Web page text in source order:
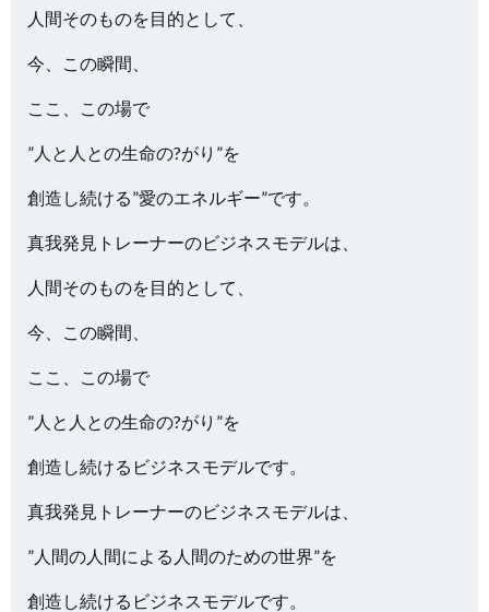
人間そのものを目的として、
今、この瞬間、
ここ、この場で
”人と人との生命の?がり”を
創造し続ける”愛のエネルギー”です。
真我発見トレーナーのビジネスモデルは、
人間そのものを目的として、
今、この瞬間、
ここ、この場で
”人と人との生命の?がり”を
創造し続けるビジネスモデルです。
真我発見トレーナーのビジネスモデルは、
”人間の人間による人間のための世界”を
創造し続けるビジネスモデルです。